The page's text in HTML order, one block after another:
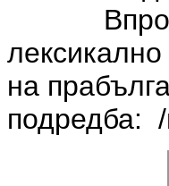
на
подредба: